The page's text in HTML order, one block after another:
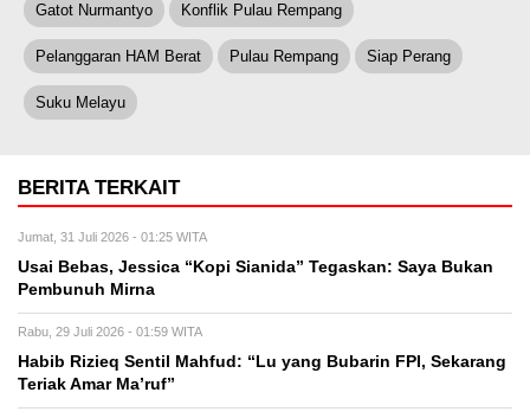
Gatot Nurmantyo Konflik Pulau Rempang
Pelanggaran HAM Berat Pulau Rempang Siap Perang
Suku Melayu
BERITA TERKAIT
Jumat, 31 Juli 2026 - 01:25 WITA
Usai Bebas, Jessica “Kopi Sianida” Tegaskan: Saya Bukan
Pembunuh Mirna
Rabu, 29 Juli 2026 - 01:59 WITA
Habib Rizieq Sentil Mahfud: “Lu yang Bubarin FPI, Sekarang
Teriak Amar Ma’ruf”